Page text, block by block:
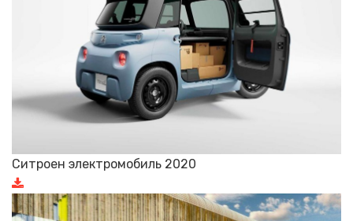
Ситроен электромобиль 2020